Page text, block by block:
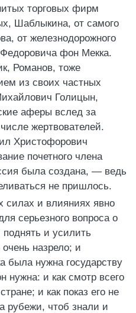
торговых фирм
Шаблыкина, от самого
от железнодорожного
фон Мекка.
Романов, тоже
из своих частных
Голицын,
аферы вслед за
жертвователей.
Христофорович
почетного члена
была создана, — ведь
не пришлось.
силах и влияниях явно
серьезного вопроса о
и усилить
назрело; и
была нужна государству
нужна: и как смотр всего
и как показ его не
рубежи, чтоб знали и